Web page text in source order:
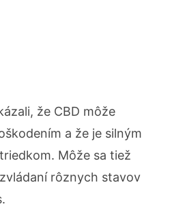
že CBD môže
a že je silným
Môže sa tiež
rôznych stavov